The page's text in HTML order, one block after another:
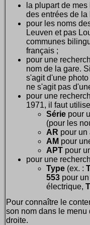
la plupart de
des entrées de la
pour les noms
Leuven et pas
communes
français ;
pour une
nom de la gare.
s'agit d'une
ne s'agit pas
pour une
1971, il faut
Série pour
(pour les
AR pour un
AM pour
APT pour
pour une
Type (ex. :
553 pour
électrique,
Pour connaître le
son nom dans le
droite.